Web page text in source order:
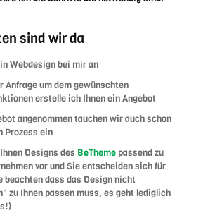
sind wir da
Webdesign bei mir an
Anfrage um dem gewünschten
erstelle ich Ihnen ein Angebot
angenommen tauchen wir auch schon
Prozess ein
Designs des BeThemepassend zu
vor und Sie entscheiden sich für
beachten dass das Design nicht
zu Ihnen passen muss, es geht lediglich